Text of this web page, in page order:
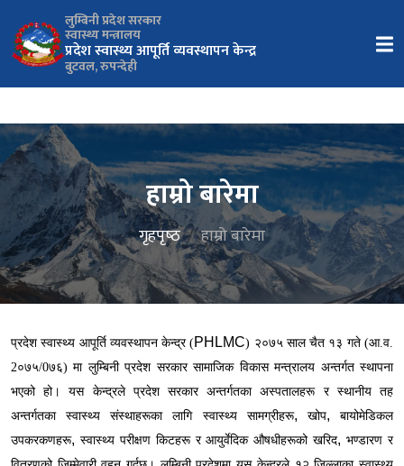
लुम्बिनी प्रदेश सरकार
स्वास्थ्य मन्त्रालय
प्रदेश स्वास्थ्य आपूर्ति व्यवस्थापन केन्द्र
बुटवल, रुपन्देही
हाम्रो बारेमा
गृहपृष्‍ठ हाम्रो बारेमा
प्रदेश स्वास्थ्य आपूर्ति व्यवस्थापन केन्द्र (PHLMC) २०७५ साल चैत १३ गते (आ.व.
2०७५/0७६) मा लुम्बिनी प्रदेश सरकार सामाजिक विकास मन्त्रालय अन्तर्गत स्थापना
भएको हो। यस केन्द्रले प्रदेश सरकार अन्तर्गतका अस्पतालहरू र स्थानीय तह
अन्तर्गतका स्वास्थ्य संस्थाहरूका लागि स्वास्थ्य सामग्रीहरू, खोप,बायोमेडिकल
उपकरकणहरू, स्वास्थ्य परीक्षण किटहरू र आयुर्वेदिक औषधीहरूको खरिद,भण्डारण र